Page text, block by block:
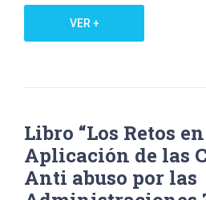
VER +
Libro “Los Retos
Aplicación de las
Anti abuso por las